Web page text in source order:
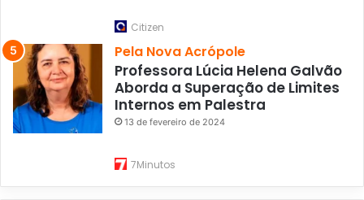
Citizen
Pela Nova Acrópole
Professora Lúcia Helena Galvão
Aborda a Superação de Limites
Internos em Palestra
13 de fevereiro de 2024
7Minutos